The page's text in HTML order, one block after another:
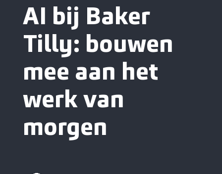
AI bij Baker
Tilly: bouwen
mee aan het
werk van
morgen